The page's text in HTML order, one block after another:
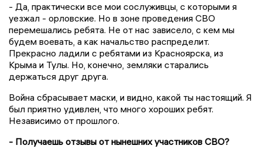
- Да, практически все мои сослуживцы, с которыми я
уезжал - орловские. Но в зоне проведения СВО
перемешались ребята. Не от нас зависело, с кем мы
будем воевать, а как начальство распределит.
Прекрасно ладили с ребятами из Красноярска, из
Крыма и Тулы. Но, конечно, земляки старались
держаться друг друга.
Война сбрасывает маски, и видно, какой ты настоящий. Я
был приятно удивлен, что много хороших ребят.
Независимо от прошлого.
- Получаешь отзывы от нынешних участников СВО?